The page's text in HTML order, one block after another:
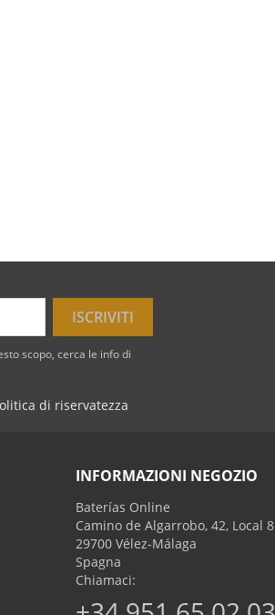
scopo, cerca le info di
di riservatezza
INFORMAZIONI NEGOZIO
Baterías Online
Camino de Algarrobo, 42, Local 8
29700 Vélez-Málaga
Spagna
Chiamaci: